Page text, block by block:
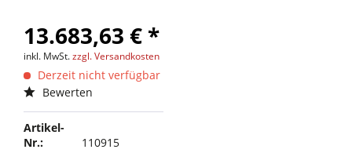
13.683,63 € *
inkl. MwSt.zzgl. Versandkosten
Derzeit nicht verfügbar
Bewerten
Artikel-
Nr.:
110915